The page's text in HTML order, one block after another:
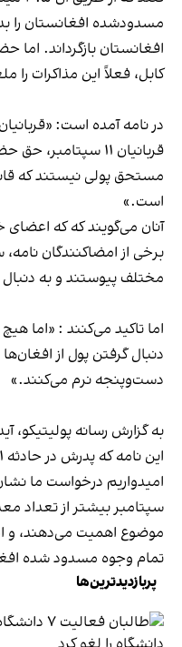
مسدودشده افغانستان را
افغانستان بازگرداند. اما
کابل، فعلاً این مذاکرات را
در نامه آمده است:
قربانیان ۱۱
مستحق پولی نیستند که
است.»
برخی از امضاکنندگان
مختلف پیوستند و به
دنبال گرفتن پول از
دست‌و‌پنجه نرم می‌کنند.»
به گزارش رسانه پولیتیکو،
سپتامبر بیشتر از تعداد
موضوع اهمیت می‌دهند، و
تمام وجوه مسدود شده
پربازدیدترین‌ها